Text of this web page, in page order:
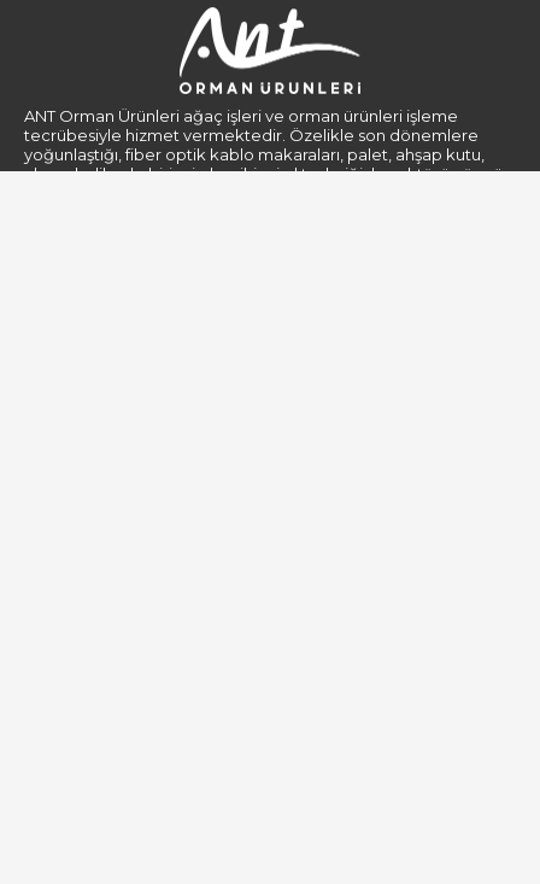
ANT Orman Ürünleri ağaç işleri ve orman ürünleri işleme
tecrübesiyle hizmet vermektedir. Özelikle son dönemlere
yoğunlaştığı, fiber optik kablo makaraları, palet, ahşap kutu,
ahşap kolilerde birinci el ve ikinci el tedariğiyle sektörün öncü